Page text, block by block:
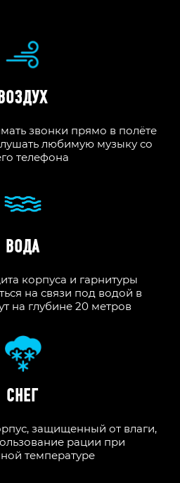
ВОЗДУХ
звонки прямо в полёте
любимую музыку со
телефона
ВОДА
корпуса и гарнитуры
на связи под водой в
на глубине 20 метров
СНЕГ
защищенный от влаги,
рации при
температуре